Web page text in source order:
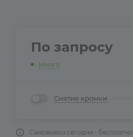
По запросу
Много
Снятие кромки
Самовывоз сегодня - бесплатно